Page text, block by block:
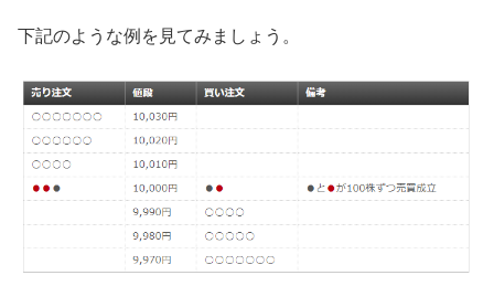
下記のような例を見てみましょう。